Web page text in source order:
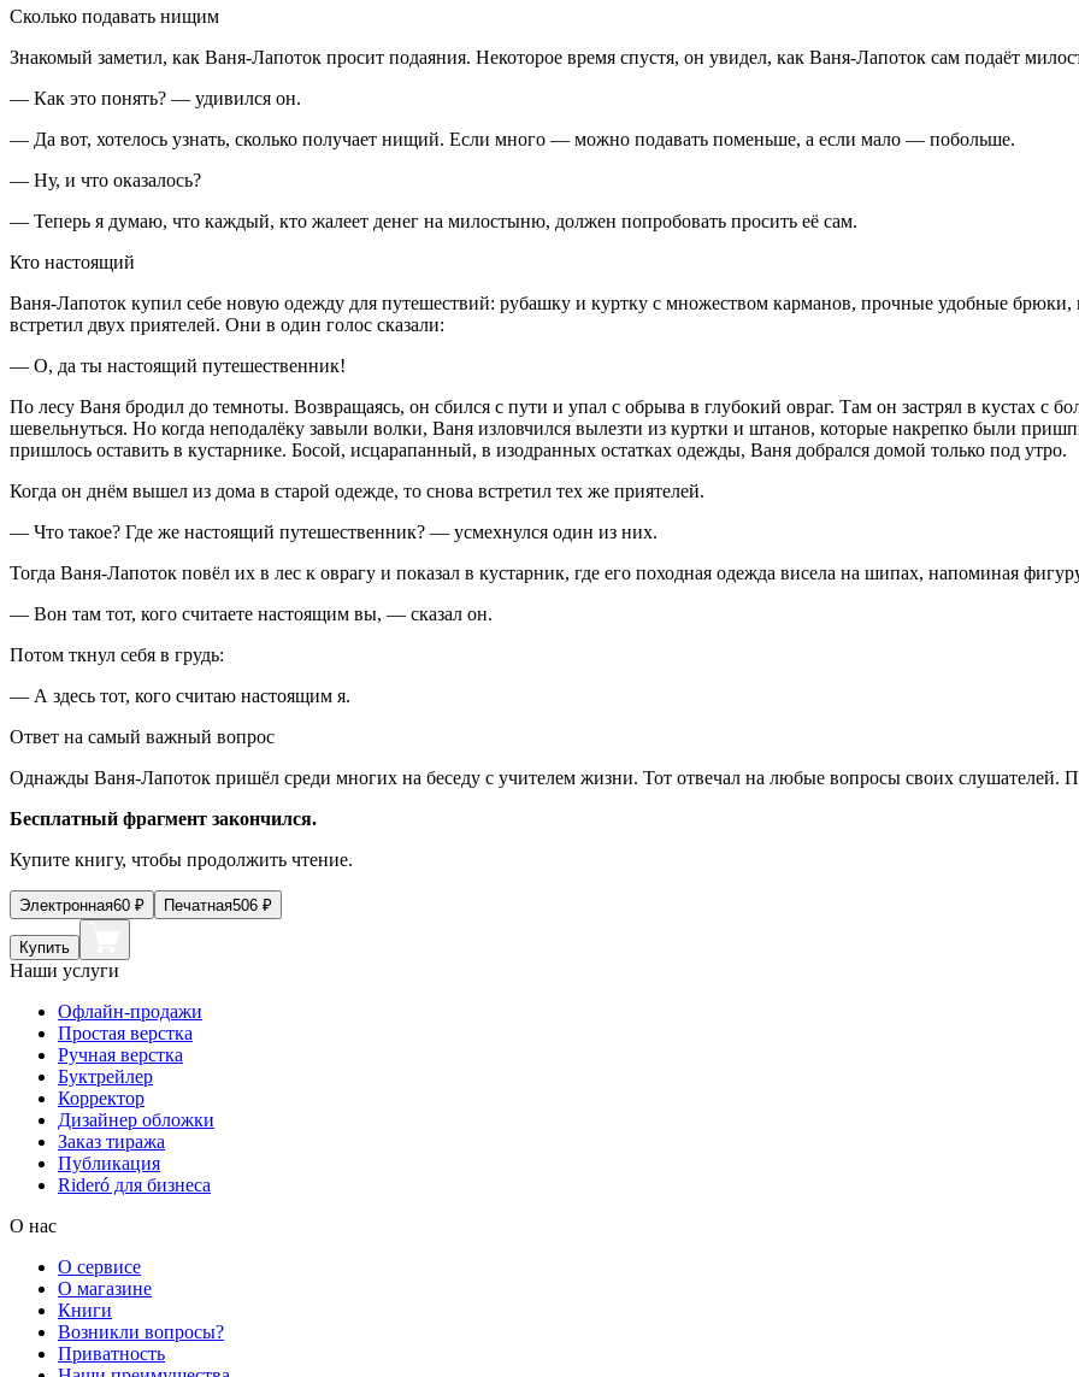
Сколько подавать нищим
Знакомый заметил, как Ваня-Лапоток просит подаяния. Некоторое время спустя, он увидел, как Ваня-Лапоток сам подаёт
— Как это понять? — удивился он.
— Да вот, хотелось узнать, сколько получает нищий. Если много — можно подавать поменьше, а если мало — побольше.
— Ну, и что оказалось?
— Теперь я думаю, что каждый, кто жалеет денег на милостыню, должен попробовать просить её сам.
Кто настоящий
Ваня-Лапоток купил себе новую одежду для путешествий: рубашку и куртку с множеством карманов, прочные удобные
встретил двух приятелей. Они в один голос сказали:
— О, да ты настоящий путешественник!
По лесу Ваня бродил до темноты. Возвращаясь, он сбился с пути и упал с обрыва в глубокий овраг. Там он застрял в кустах
шевельнуться. Но когда неподалёку завыли волки, Ваня изловчился вылезти из куртки и штанов, которые накрепко были
пришлось оставить в кустарнике. Босой, исцарапанный, в изодранных остатках одежды, Ваня добрался домой только под утро.
Когда он днём вышел из дома в старой одежде, то снова встретил тех же приятелей.
— Что такое? Где же настоящий путешественник? — усмехнулся один из них.
Тогда Ваня-Лапоток повёл их в лес к оврагу и показал в кустарник, где его походная одежда висела на шипах, напоминая
— Вон там тот, кого считаете настоящим вы, — сказал он.
Потом ткнул себя в грудь:
— А здесь тот, кого считаю настоящим я.
Ответ на самый важный вопрос
Однажды Ваня-Лапоток пришёл среди многих на беседу с учителем жизни. Тот отвечал на любые вопросы своих слушателей.
Бесплатный фрагмент закончился.
Купите книгу, чтобы продолжить чтение.
Электронная60 ₽ Печатная506 ₽
Купить
Наши услуги
Офлайн-продажи
Простая верстка
Ручная верстка
Буктрейлер
Корректор
Дизайнер обложки
Заказ тиража
Публикация
Rideró для бизнеса
О нас
О сервисе
О магазине
Книги
Возникли вопросы?
Приватность